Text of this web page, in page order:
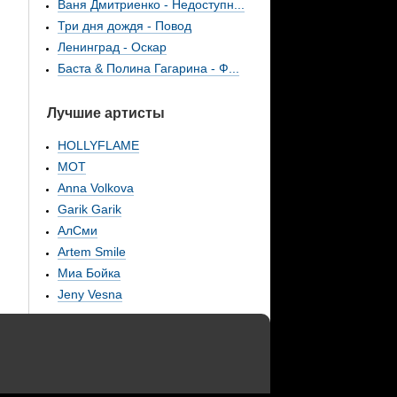
Ваня Дмитриенко - Недоступн...
Три дня дождя - Повод
Ленинград - Оскар
Баста & Полина Гагарина - Ф...
Лучшие артисты
HOLLYFLAME
МОТ
Anna Volkova
Garik Garik
АлСми
Artem Smile
Миа Бойка
Jeny Vesna